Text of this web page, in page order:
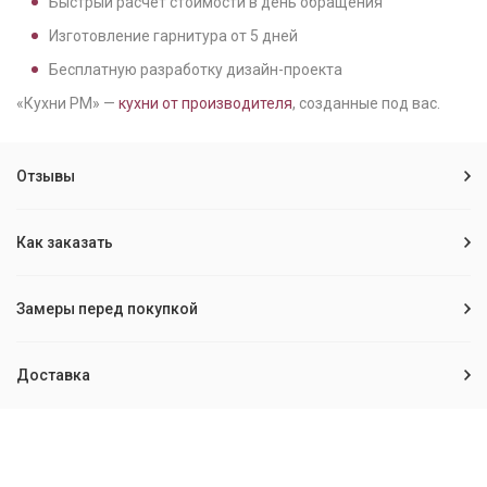
Изготовление гарнитура от 5 дней
Бесплатную разработку дизайн-проекта
«Кухни РМ» — кухни от производителя, созданные под вас.
Отзывы
Как заказать
Замеры перед покупкой
Доставка